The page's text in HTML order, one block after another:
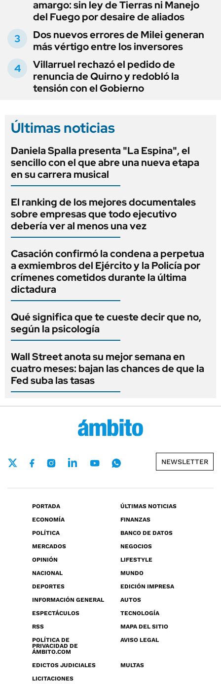
amargo: sin ley de Tierras ni Manejo
del Fuego por desaire de aliados
Dos nuevos errores de Milei generan
más vértigo entre los inversores
Villarruel rechazó el pedido de
renuncia de Quirno y redobló la
tensión con el Gobierno
Últimas noticias
Daniela Spalla presenta "La Espina", el
sencillo con el que abre una nueva etapa
en su carrera musical
El ranking de los mejores documentales
sobre empresas que todo ejecutivo
debería ver al menos una vez
Casación confirmó la condena a perpetua
a exmiembros del Ejército y la Policía por
crímenes cometidos durante la última
dictadura
Qué significa que te cueste decir que no,
según la psicología
Wall Street anota su mejor semana en
cuatro meses: bajan las chances de que la
Fed suba las tasas
NEWSLETTER
PORTADA
ÚLTIMAS NOTICIAS
ECONOMÍA
FINANZAS
POLÍTICA
BANCO DE DATOS
MERCADOS
NEGOCIOS
OPINIÓN
LIFESTYLE
NACIONAL
MUNDO
DEPORTES
EDICIÓN IMPRESA
INFORMACIÓN GENERAL
AUTOS
ESPECTÁCULOS
TECNOLOGÍA
RSS
MAPA DEL SITIO
POLÍTICA DE
PRIVACIDAD DE
ÁMBITO.COM
AVISO LEGAL
EDICTOS JUDICIALES
MULTAS
LICITACIONES